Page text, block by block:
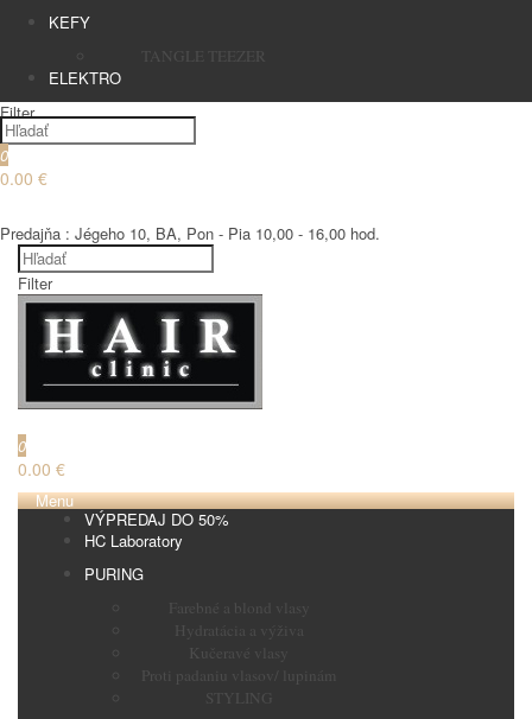
KEFY
TANGLE TEEZER
ELEKTRO
Filter
0
0.00 €
Predajňa : Jégeho 10, BA, Pon - Pia 10,00 - 16,00 hod.
Filter
0
0.00 €
Menu
VÝPREDAJ DO 50%
HC Laboratory
PURING
Farebné a blond vlasy
Hydratácia a výživa
Kučeravé vlasy
Proti padaniu vlasov/ lupinám
STYLING